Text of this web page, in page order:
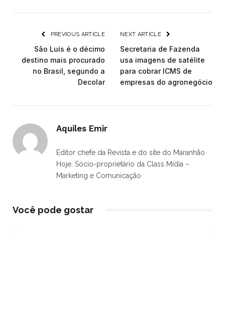
PREVIOUS ARTICLE
São Luís é o décimo
destino mais procurado
no Brasil, segundo a
Decolar
NEXT ARTICLE
Secretaria de Fazenda
usa imagens de satélite
para cobrar ICMS de
empresas do agronegócio
Aquiles Emir
Editor chefe da Revista e do site do Maranhão
Hoje. Sócio-proprietário da Class Mídia –
Marketing e Comunicação
Você pode gostar